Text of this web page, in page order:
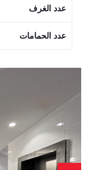
عدد الغرف
عدد الحمامات